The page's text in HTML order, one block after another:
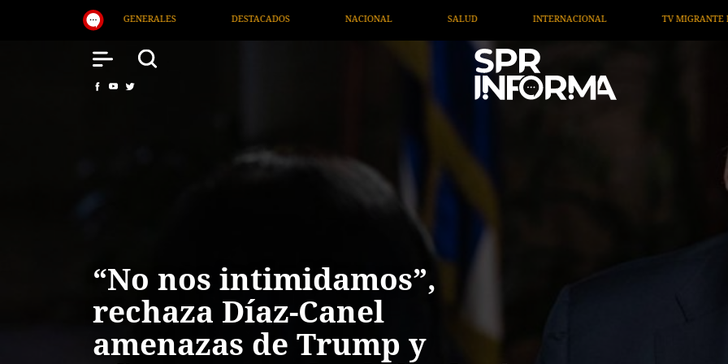
DESTACADOS SALUD INTERNACIONAL TV MIGRANTE INFORMA OPINIÓN
“No nos intimidamos”,
rechaza Díaz-Canel
amenazas de Trump y